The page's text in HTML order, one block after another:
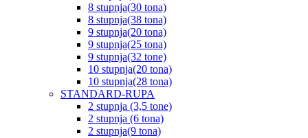
8 stupnja(30 tona)
8 stupnja(38 tona)
9 stupnja(20 tona)
9 stupnja(25 tona)
9 stupnja(32 tone)
10 stupnja(20 tona)
10 stupnja(28 tona)
STANDARD-RUPA
2 stupnja (3,5 tone)
2 stupnja (6 tona)
2 stupnja(9 tona)